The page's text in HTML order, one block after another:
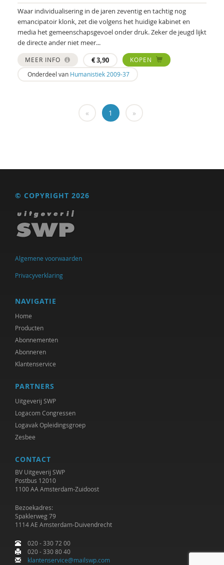
Marcel Ridder
Sabine Roeser
Martien Schreurs
Niels Springveld
Caroline Suransky
Niels ten Oever
Henk van den Belt
Cor van der Weele
Donen Voskuil
Ed Vosselman
Susan Woelders
Waar individualisering in de jaren zeventig en tachtig nog
emancipatoir klonk, zet die volgens het huidige kabinet en
media het gemeenschapsgevoel onder druk. Zeker de jeugd lijkt
de directe ander niet meer...
MEER INFO €3,90
KOPEN
Onderdeel van Humanistiek 2009-37
« 1 »
© COPYRIGHT 2026
Algemene voorwaarden
Privacyverklaring
NAVIGATIE
Home
Producten
Abonnementen
Abonneren
Klantenservice
PARTNERS
Uitgeverij SWP
Logacom Congressen
Logavak Opleidingsgroep
Zesbee
CONTACT
BV Uitgeverij SWP
Postbus 12010
1100 AA Amsterdam-Zuidoost
Bezoekadres:
Spaklerweg 79
1114 AE Amsterdam-Duivendrecht
020 - 330 72 00
020 - 330 80 40
klantenservice@mailswp.com